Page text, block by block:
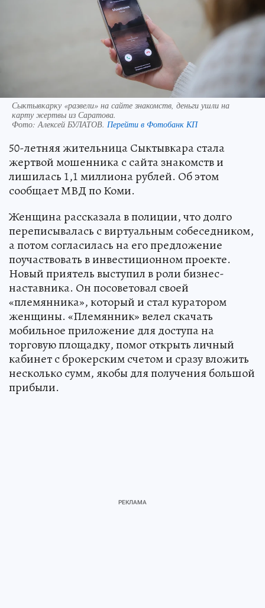
Сыктывкарку «развели» на сайте знакомств, деньги ушли на
карту жертвы из Саратова.
Фото: Алексей БУЛАТОВ. Перейти в Фотобанк КП
50-летняя жительница Сыктывкара стала
жертвой мошенника с сайта знакомств и
лишилась 1,1 миллиона рублей. Об этом
сообщает МВД по Коми.
Женщина рассказала в полиции, что долго
переписывалась с виртуальным собеседником,
а потом согласилась на его предложение
поучаствовать в инвестиционном проекте.
Новый приятель выступил в роли бизнес-
наставника. Он посоветовал своей
«племянника», который и стал куратором
женщины. «Племянник» велел скачать
мобильное приложение для доступа на
торговую площадку, помог открыть личный
кабинет с брокерским счетом и сразу вложить
несколько сумм, якобы для получения большой
прибыли.